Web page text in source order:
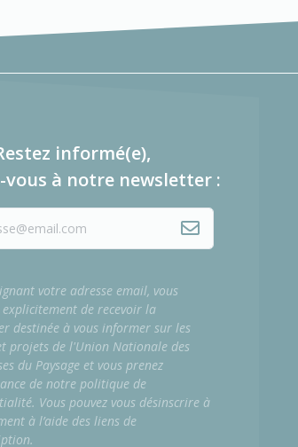
informé(e),
vous à notre newsletter :
votre adresse email, vous
explicitement de recevoir la
destinée à vous informer sur les
projets de l'Union Nationale des
du Paysage et vous prenez
de notre politique de
Vous pouvez vous désinscrire à
à l’aide des liens de